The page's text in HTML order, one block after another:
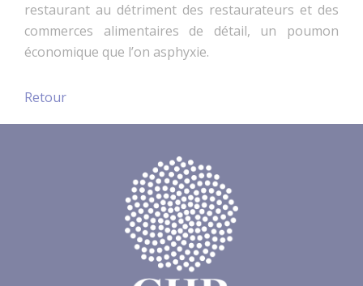
restaurant au détriment des restaurateurs et des
commerces alimentaires de détail, un poumon
économique que l’on asphyxie.
Retour